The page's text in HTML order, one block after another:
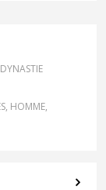
DYNASTIE
, HOMME,